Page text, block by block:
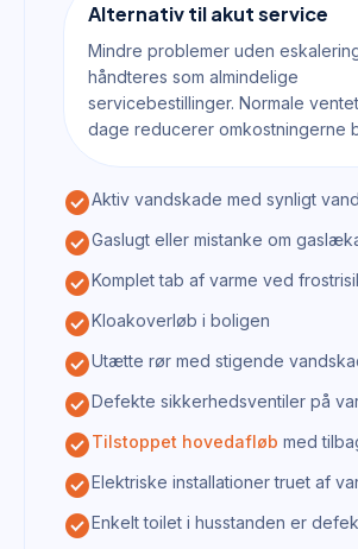
Alternativ til akut service
Mindre problemer uden
håndteres som almindelige
servicebestillinger. Normale
dage reducerer omkostningerne
check_circleAktiv vandskade med synligt
check_circleGaslugt eller mistanke om
check_circleKomplet tab af varme ved
check_circleKloakoverløb i boligen
check_circleUtætte rør med stigende
check_circleDefekte sikkerhedsventiler på
check_circleTilstoppet hovedafløb med
check_circleElektriske installationer truet af
check_circleEnkelt toilet i husstanden er